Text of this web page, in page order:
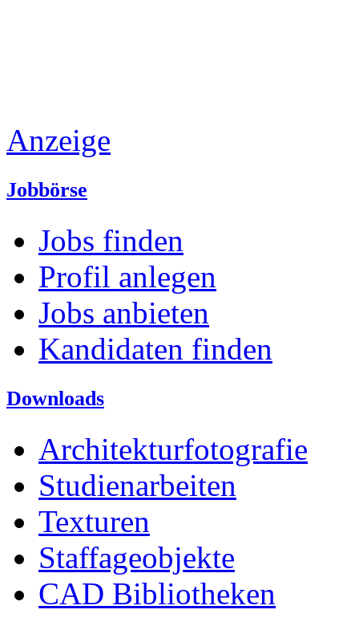
Anzeige
Jobbörse
Jobs finden
Profil anlegen
Jobs anbieten
Kandidaten finden
Downloads
Architekturfotografie
Studienarbeiten
Texturen
Staffageobjekte
CAD Bibliotheken